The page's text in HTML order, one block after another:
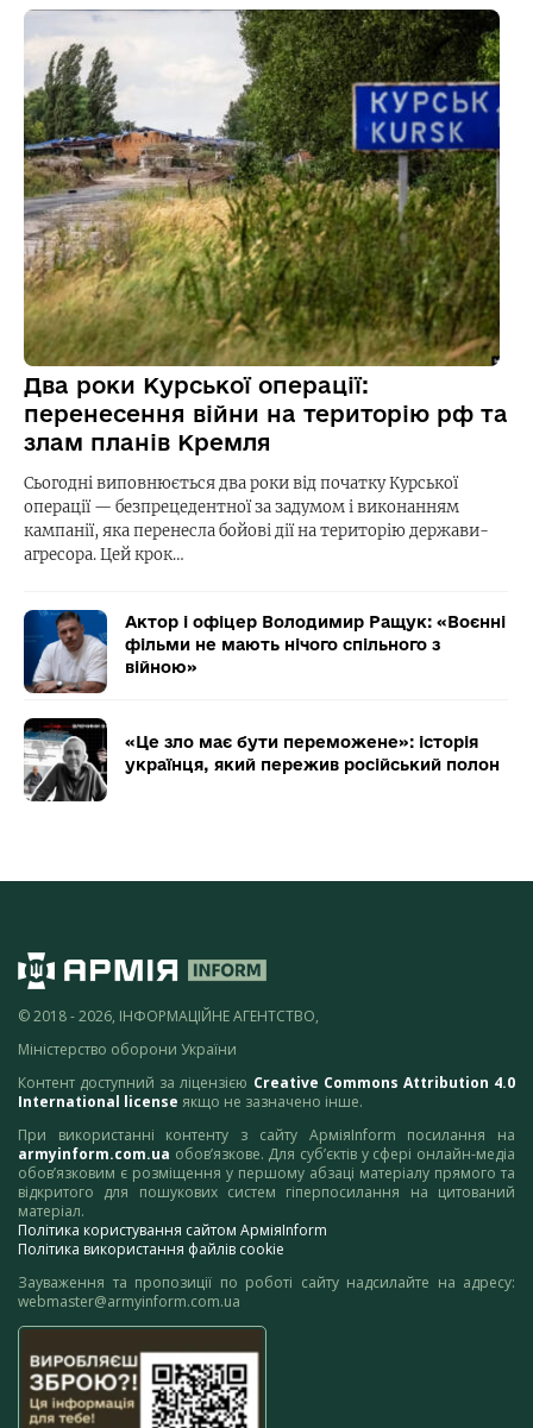
Два роки Курської операції:
перенесення війни на територію рф та
злам планів Кремля
Сьогодні виповнюється два роки від початку Курської
операції — безпрецедентної за задумом і виконанням
кампанії, яка перенесла бойові дії на територію держави-
агресора. Цей крок…
Актор і офіцер Володимир Ращук: «Воєнні
фільми не мають нічого спільного з
війною»
«Це зло має бути переможене»: історія
українця, який пережив російський полон
© 2018 - 2026, ІНФОРМАЦІЙНЕ АГЕНТСТВО,
Міністерство оборони України
Контент доступний за ліцензією Creative Commons Attribution 4.0
International license якщо не зазначено інше.
При використанні контенту з сайту АрміяInform посилання на
armyinform.com.ua обов’язкове. Для суб’єктів у сфері онлайн-медіа
обов’язковим є розміщення у першому абзаці матеріалу прямого та
відкритого для пошукових систем гіперпосилання на цитований
матеріал.
Політика користування сайтом АрміяInform
Політика використання файлів cookie
Зауваження та пропозиції по роботі сайту надсилайте на адресу:
webmaster@armyinform.com.ua